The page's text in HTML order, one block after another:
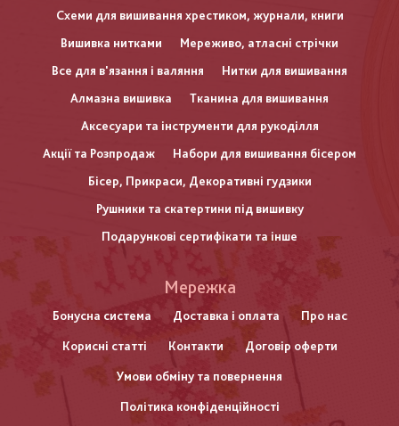
Схеми для вишивання хрестиком, журнали, книги
Вишивка нитками
Мереживо, атласні стрічки
Все для в'язання і валяння
Нитки для вишивання
Алмазна вишивка
Тканина для вишивання
Аксесуари та інструменти для рукоділля
Акції та Розпродаж
Набори для вишивання бісером
Бісер, Прикраси, Декоративні гудзики
Рушники та скатертини під вишивку
Подарункові сертифікати та інше
нижнього
колонтитулу
Мережка
Бонусна система Доставка і оплата Про нас
Корисні статті Контакти Договір оферти
Умови обміну та повернення
Політика конфіденційності